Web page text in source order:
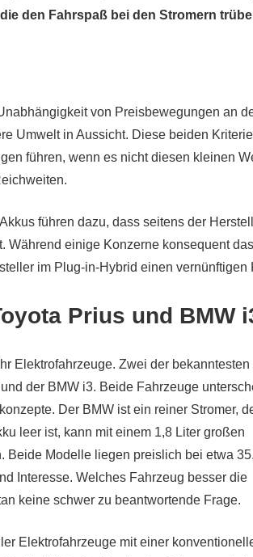
den Fahrspaß bei den Stromern
von Preisbewegungen an
Umwelt in Aussicht. Diese beiden
führen, wenn es nicht diesen kleinen
führen dazu, dass seitens der
Während einige Konzerne konsequent
im Plug-in-Hybrid einen vernünftigen
Prius und BMW
Elektrofahrzeuge. Zwei der bekanntesten
der BMW i3. Beide Fahrzeuge
Der BMW ist ein reiner Stromer,
leer ist, kann mit einem 1,8 Liter großen
Beide Modelle liegen preislich bei etwa
Interesse. Welches Fahrzeug besser die
keine schwer zu beantwortende Frage.
Elektrofahrzeuge mit einer